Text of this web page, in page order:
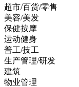
超市/百货/零售
美容/美发
保健按摩
运动健身
普工/技工
生产管理/研发
建筑
物业管理